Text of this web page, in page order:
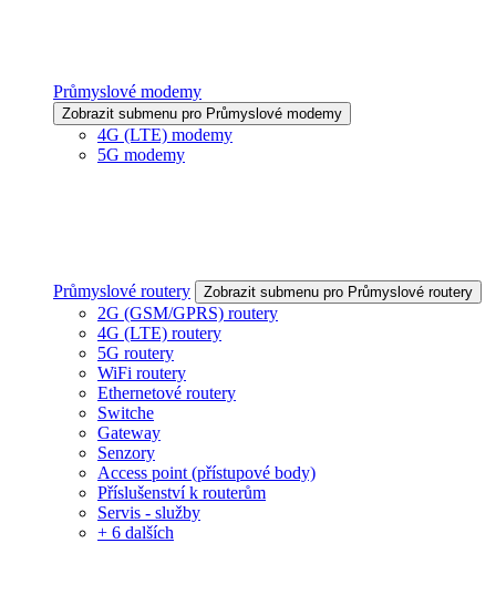
Průmyslové modemy
Zobrazit submenu pro Průmyslové modemy
4G (LTE) modemy
5G modemy
Průmyslové routery Zobrazit submenu pro Průmyslové routery
2G (GSM/GPRS) routery
4G (LTE) routery
5G routery
WiFi routery
Ethernetové routery
Switche
Gateway
Senzory
Access point (přístupové body)
Příslušenství k routerům
Servis - služby
+ 6 dalších